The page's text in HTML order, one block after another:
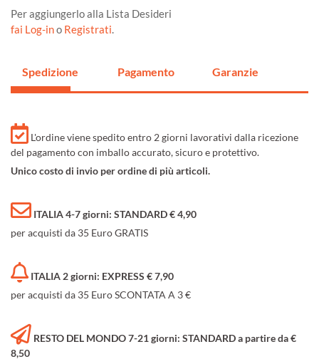
Per aggiungerlo alla Lista Desideri
fai Log-ino Registrati.
Spedizione Pagamento Garanzie
L'ordine viene spedito entro 2 giorni lavorativi dalla ricezione
del pagamento con imballo accurato, sicuro e protettivo.
Unico costo di invio per ordine di più articoli.
ITALIA 4-7 giorni: STANDARD € 4,90
per acquisti da 35 Euro GRATIS
ITALIA 2 giorni: EXPRESS € 7,90
per acquisti da 35 Euro SCONTATA A 3 €
RESTO DEL MONDO 7-21 giorni: STANDARD a partire da €
8,50